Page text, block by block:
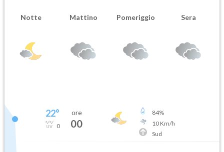
Notte Mattino Pomeriggio Sera
22°
0
ore
00
84%
10Km/h
Sud